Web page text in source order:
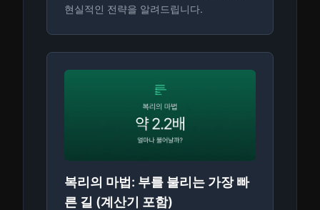
현실적인 전략을 알려드립니다.
복리의 마법: 부를 불리는 가장 빠
른 길 (계산기 포함)